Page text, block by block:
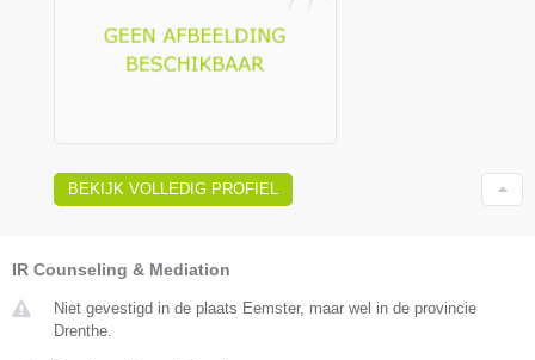
BEKIJK VOLLEDIG PROFIEL
IR Counseling & Mediation
Niet gevestigd in de plaats Eemster, maar wel in de provincie
Drenthe.